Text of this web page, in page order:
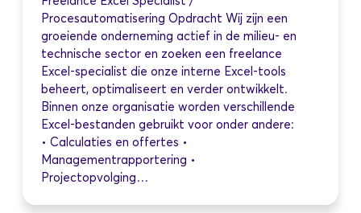
Procesautomatisering Opdracht Wij zijn een
groeiende onderneming actief in de milieu- en
technische sector en zoeken een freelance
Excel-specialist die onze interne Excel-tools
beheert, optimaliseert en verder ontwikkelt.
Binnen onze organisatie worden verschillende
Excel-bestanden gebruikt voor onder andere:
• Calculaties en offertes •
Managementrapportering •
Projectopvolging…